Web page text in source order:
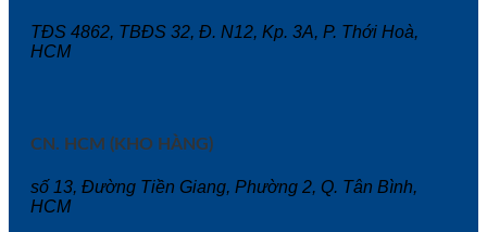
TĐS 4862, TBĐS 32, Đ. N12, Kp. 3A, P. Thới Hoà,
HCM
CN. HCM (KHO HÀNG)
số 13, Đường Tiền Giang, Phường 2, Q. Tân Bình,
HCM